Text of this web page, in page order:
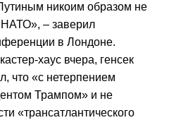
никоим образом не
НАТО», – заверил
в Лондоне.
хаус вчера, генсек
что «с нетерпением
Трампом» и не
«трансатлантического